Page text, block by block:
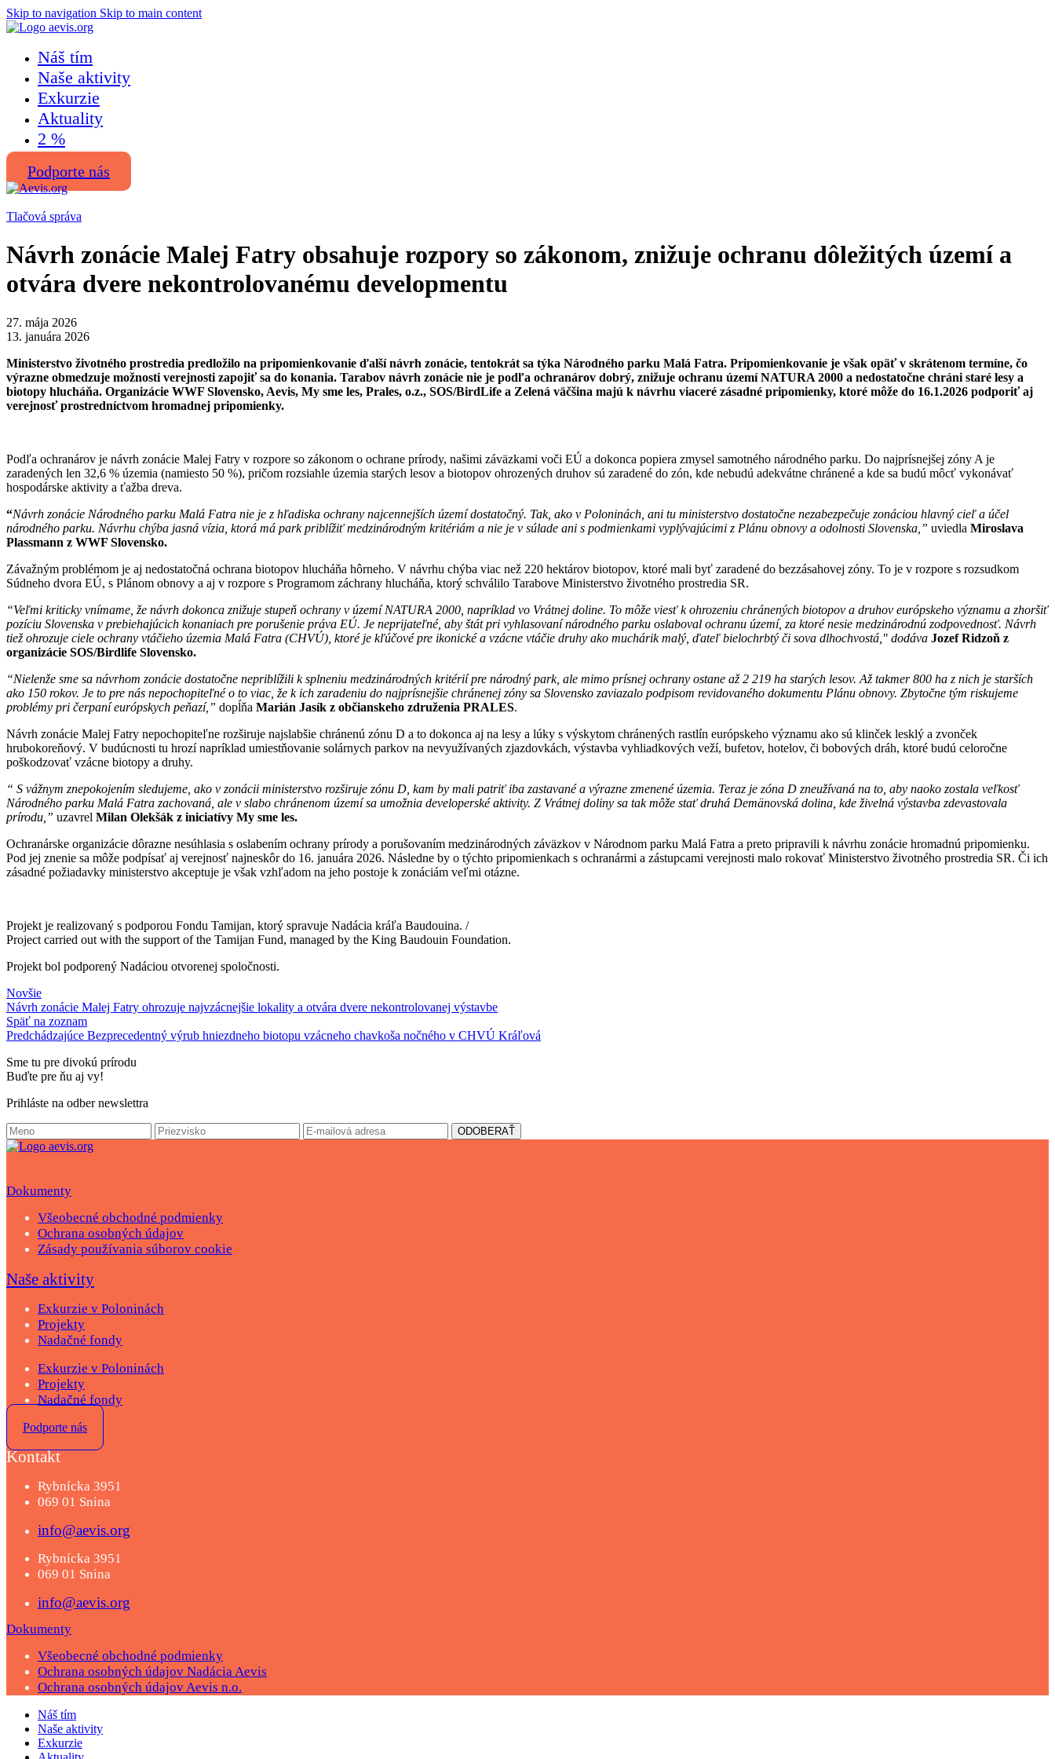
Skip to navigation Skip to main content
Náš tím
Naše aktivity
Exkurzie
Aktuality
2 %
Podporte nás
Tlačová správa
Návrh zonácie Malej Fatry obsahuje rozpory so zákonom, znižuje ochranu dôležitých území a
otvára dvere nekontrolovanému developmentu
27. mája 2026
13. januára 2026
Ministerstvo životného prostredia predložilo na pripomienkovanie ďalší návrh zonácie, tentokrát sa týka Národného parku Malá Fatra. Pripomienkovanie je však opäť v skrátenom termíne, čo
výrazne obmedzuje možnosti verejnosti zapojiť sa do konania. Tarabov návrh zonácie nie je podľa ochranárov dobrý, znižuje ochranu území NATURA 2000 a nedostatočne chráni staré lesy a
biotopy hlucháňa. Organizácie WWF Slovensko, Aevis, My sme les, Prales, o.z., SOS/BirdLife a Zelená väčšina majú k návrhu viaceré zásadné pripomienky, ktoré môže do 16.1.2026 podporiť aj
verejnosť prostredníctvom hromadnej pripomienky.
Podľa ochranárov je návrh zonácie Malej Fatry v rozpore so zákonom o ochrane prírody, našimi záväzkami voči EÚ a dokonca popiera zmysel samotného národného parku. Do najprísnejšej zóny A je
zaradených len 32,6 % územia (namiesto 50 %), pričom rozsiahle územia starých lesov a biotopov ohrozených druhov sú zaradené do zón, kde nebudú adekvátne chránené a kde sa budú môcť vykonávať
hospodárske aktivity a ťažba dreva.
“Návrh zonácie Národného parku Malá Fatra nie je z hľadiska ochrany najcennejších území dostatočný. Tak, ako v Poloninách, ani tu ministerstvo dostatočne nezabezpečuje zonáciou hlavný cieľ a účel
národného parku. Návrhu chýba jasná vízia, ktorá má park priblížiť medzinárodným kritériám a nie je v súlade ani s podmienkami vyplývajúcimi z Plánu obnovy a odolnosti Slovenska,” uviedla Miroslava
Plassmann z WWF Slovensko.
Závažným problémom je aj nedostatočná ochrana biotopov hlucháňa hôrneho. V návrhu chýba viac než 220 hektárov biotopov, ktoré mali byť zaradené do bezzásahovej zóny. To je v rozpore s rozsudkom
Súdneho dvora EÚ, s Plánom obnovy a aj v rozpore s Programom záchrany hlucháňa, ktorý schválilo Tarabove Ministerstvo životného prostredia SR.
“Veľmi kriticky vnímame, že návrh dokonca znižuje stupeň ochrany v území NATURA 2000, napríklad vo Vrátnej doline. To môže viesť k ohrozeniu chránených biotopov a druhov európskeho významu a zhoršiť
pozíciu Slovenska v prebiehajúcich konaniach pre porušenie práva EÚ. Je neprijateľné, aby štát pri vyhlasovaní národného parku oslaboval ochranu území, za ktoré nesie medzinárodnú zodpovednosť. Návrh
tiež ohrozuje ciele ochrany vtáčieho územia Malá Fatra (CHVÚ), ktoré je kľúčové pre ikonické a vzácne vtáčie druhy ako muchárik malý, ďateľ bielochrbtý či sova dlhochvostá," dodáva Jozef Ridzoň z
organizácie SOS/Birdlife Slovensko.
“Nielenže sme sa návrhom zonácie dostatočne nepriblížili k splneniu medzinárodných kritérií pre národný park, ale mimo prísnej ochrany ostane až 2 219 ha starých lesov. Až takmer 800 ha z nich je starších
ako 150 rokov. Je to pre nás nepochopiteľné o to viac, že k ich zaradeniu do najprísnejšie chránenej zóny sa Slovensko zaviazalo podpisom revidovaného dokumentu Plánu obnovy. Zbytočne tým riskujeme
problémy pri čerpaní európskych peňazí,” dopĺňa Marián Jasík z občianskeho združenia PRALES.
Návrh zonácie Malej Fatry nepochopiteľne rozširuje najslabšie chránenú zónu D a to dokonca aj na lesy a lúky s výskytom chránených rastlín európskeho významu ako sú klinček lesklý a zvonček
hrubokoreňový. V budúcnosti tu hrozí napríklad umiestňovanie solárnych parkov na nevyužívaných zjazdovkách, výstavba vyhliadkových veží, bufetov, hotelov, či bobových dráh, ktoré budú celoročne
poškodzovať vzácne biotopy a druhy.
“ S vážnym znepokojením sledujeme, ako v zonácii ministerstvo rozširuje zónu D, kam by mali patriť iba zastavané a výrazne zmenené územia. Teraz je zóna D zneužívaná na to, aby naoko zostala veľkosť
Národného parku Malá Fatra zachovaná, ale v slabo chránenom území sa umožnia developerské aktivity. Z Vrátnej doliny sa tak môže stať druhá Demänovská dolina, kde živelná výstavba zdevastovala
prírodu,” uzavrel Milan Olekšák z iniciatívy My sme les.
Ochranárske organizácie dôrazne nesúhlasia s oslabením ochrany prírody a porušovaním medzinárodných záväzkov v Národnom parku Malá Fatra a preto pripravili k návrhu zonácie hromadnú pripomienku.
Pod jej znenie sa môže podpísať aj verejnosť najneskôr do 16. januára 2026. Následne by o týchto pripomienkach s ochranármi a zástupcami verejnosti malo rokovať Ministerstvo životného prostredia SR. Či ich
zásadné požiadavky ministerstvo akceptuje je však vzhľadom na jeho postoje k zonáciám veľmi otázne.
Projekt je realizovaný s podporou Fondu Tamijan, ktorý spravuje Nadácia kráľa Baudouina. /
Project carried out with the support of the Tamijan Fund, managed by the King Baudouin Foundation.
Projekt bol podporený Nadáciou otvorenej spoločnosti.
Novšie
Návrh zonácie Malej Fatry ohrozuje najvzácnejšie lokality a otvára dvere nekontrolovanej výstavbe
Späť na zoznam
Predchádzajúce Bezprecedentný výrub hniezdneho biotopu vzácneho chavkoša nočného v CHVÚ Kráľová
Sme tu pre divokú prírodu
Buďte pre ňu aj vy!
Prihláste na odber newslettra
Dokumenty
Všeobecné obchodné podmienky
Ochrana osobných údajov
Zásady používania súborov cookie
Naše aktivity
Exkurzie v Poloninách
Projekty
Nadačné fondy
Exkurzie v Poloninách
Projekty
Nadačné fondy
Podporte nás
Kontakt
Rybnícka 3951
069 01 Snina
info@aevis.org
Rybnícka 3951
069 01 Snina
info@aevis.org
Dokumenty
Všeobecné obchodné podmienky
Ochrana osobných údajov Nadácia Aevis
Ochrana osobných údajov Aevis n.o.
Náš tím
Naše aktivity
Exkurzie